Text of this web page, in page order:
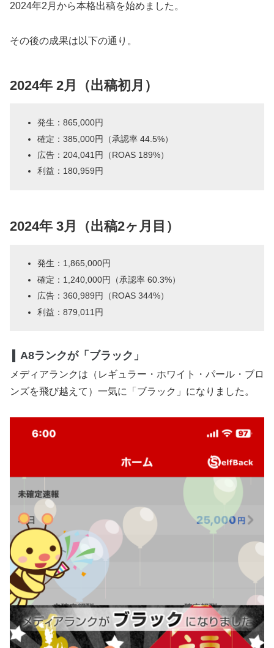
2024年2月から本格出稿を始めました。
その後の成果は以下の通り。
2024年 2月（出稿初月）
発生：865,000円
確定：385,000円（承認率 44.5%）
広告：204,041円（ROAS 189%）
利益：180,959円
2024年 3月（出稿2ヶ月目）
発生：1,865,000円
確定：1,240,000円（承認率 60.3%）
広告：360,989円（ROAS 344%）
利益：879,011円
A8ランクが「ブラック」
メディアランクは（レギュラー・ホワイト・パール・ブロ
ンズを飛び越えて）一気に「ブラック」になりました。